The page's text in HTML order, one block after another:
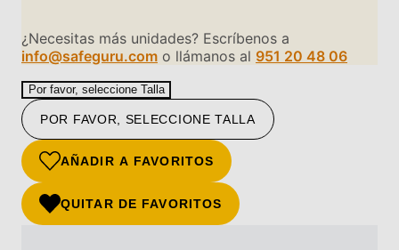
¿Necesitas más unidades? Escríbenos a
info@safeguru.com o llámanos al 951 20 48 06
Por favor, seleccione Talla
POR FAVOR, SELECCIONE TALLA
AÑADIR A FAVORITOS
QUITAR DE FAVORITOS